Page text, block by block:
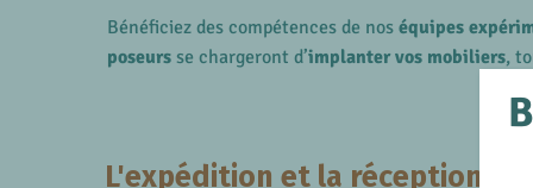
Bénéficiez des compétences de nos équipes
poseursse chargeront d’implanter vos mobiliers,
L'expédition et la réception de